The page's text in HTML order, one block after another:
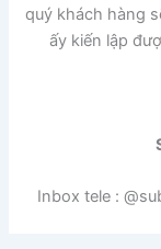
quý khách hàng
ấy kiến lập
Inbox tele :